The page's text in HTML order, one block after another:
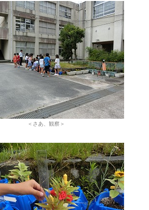
＜さあ、観察＞